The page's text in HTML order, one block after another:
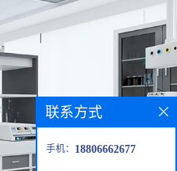
联系方式
手机： 18806662677